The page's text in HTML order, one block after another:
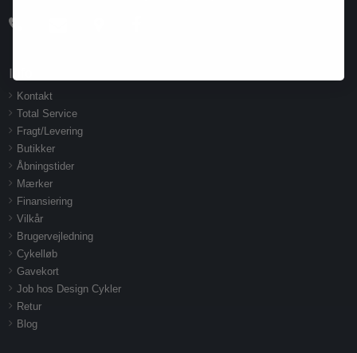
Info
Kontakt
Total Service
Fragt/Levering
Butikker
Åbningstider
Mærker
Finansiering
Vilkår
Brugervejledning
Cykelløb
Gavekort
Job hos Design Cykler
Retur
Blog